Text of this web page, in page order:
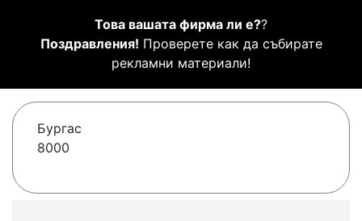
Това вашата фирма ли е??
Поздравления! Проверете как да събирате
рекламни материали!
Бургас
8000